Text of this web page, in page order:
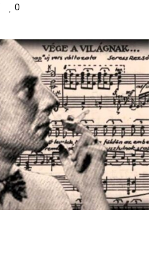
0